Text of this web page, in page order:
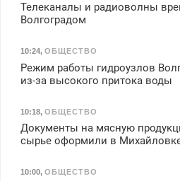
Телеканалы и радиоволны
Волгоградом
10:24, ОБЩЕСТВО
Режим работы гидроузлов
из-за высокого притока воды
10:18, ОБЩЕСТВО
Документы на мясную
сырье оформили в
10:00, ОБЩЕСТВО